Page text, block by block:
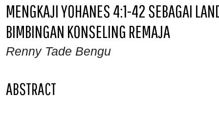
MENGKAJI YOHANES 4:1-42 SEBAGAI
BIMBINGAN KONSELING REMAJA
Renny Tade Bengu
ABSTRACT